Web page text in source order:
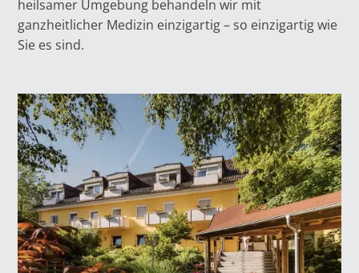
heilsamer Umgebung behandeln wir mit
ganzheitlicher Medizin einzigartig – so einzigartig wie
Sie es sind.